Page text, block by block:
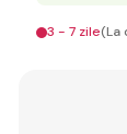
3 - 7 zile(La